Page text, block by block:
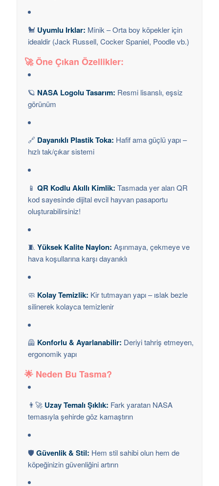
🐩 Uyumlu Irklar: Minik – Orta boy köpekler için
idealdir (Jack Russell, Cocker Spaniel, Poodle vb.)
🚀Öne Çıkan Özellikler:
🪐 NASA Logolu Tasarım: Resmi lisanslı, eşsiz
görünüm
🔗 Dayanıklı Plastik Toka: Hafif ama güçlü yapı –
hızlı tak/çıkar sistemi
📱 QR Kodlu Akıllı Kimlik: Tasmada yer alan QR
kod sayesinde dijital evcil hayvan pasaportu
oluşturabilirsiniz!
🧵 Yüksek Kalite Naylon: Aşınmaya, çekmeye ve
hava koşullarına karşı dayanıklı
🧼 Kolay Temizlik: Kir tutmayan yapı – ıslak bezle
silinerek kolayca temizlenir
🦺 Konforlu & Ayarlanabilir: Deriyi tahriş etmeyen,
ergonomik yapı
🌟 Neden Bu Tasma?
👨‍🚀 Uzay Temalı Şıklık: Fark yaratan NASA
temasıyla şehirde göz kamaştırın
🛡️Güvenlik & Stil: Hem stil sahibi olun hem de
köpeğinizin güvenliğini artırın